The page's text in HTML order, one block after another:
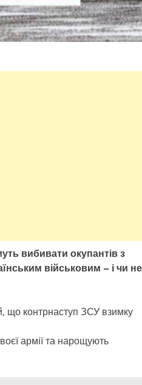
вибивати окупантів з
військовим – і чи не
що контрнаступ ЗСУ взимку
армії та нарощують